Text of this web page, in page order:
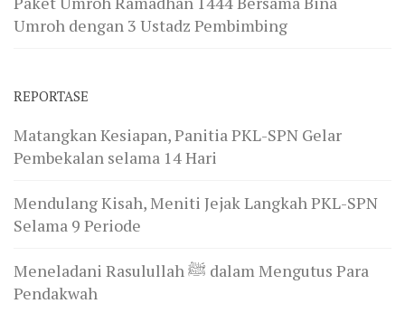
Umroh dengan 3 Ustadz Pembimbing
REPORTASE
Matangkan Kesiapan, Panitia PKL-SPN Gelar
Pembekalan selama 14 Hari
Mendulang Kisah, Meniti Jejak Langkah PKL-SPN
Selama 9 Periode
Meneladani Rasulullah ﷺ dalam Mengutus Para
Pendakwah